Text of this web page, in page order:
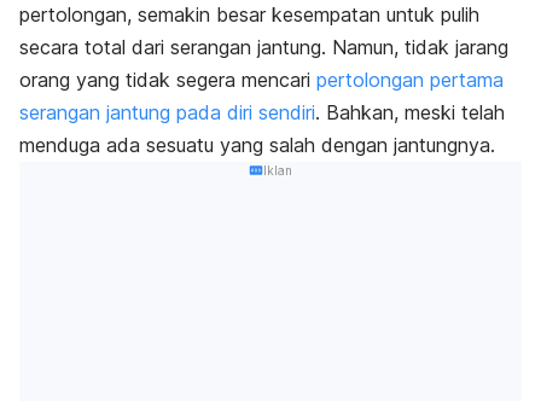
pertolongan, semakin besar kesempatan untuk pulih
secara total dari serangan jantung. Namun, tidak jarang
orang yang tidak segera mencari pertolongan pertama
serangan jantung pada diri sendiri. Bahkan, meski telah
menduga ada sesuatu yang salah dengan jantungnya.
Iklan